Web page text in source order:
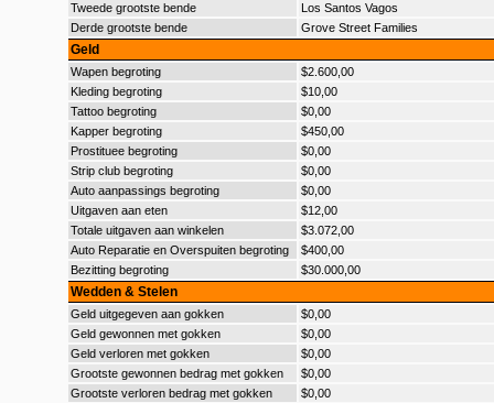
Tweede grootste bende
Los Santos Vagos
Derde grootste bende
Grove Street Families
Geld
Wapen begroting
$2.600,00
Kleding begroting
$10,00
Tattoo begroting
$0,00
Kapper begroting
$450,00
Prostituee begroting
$0,00
Strip club begroting
$0,00
Auto aanpassings begroting
$0,00
Uitgaven aan eten
$12,00
Totale uitgaven aan winkelen
$3.072,00
Auto Reparatie en Overspuiten begroting
$400,00
Bezitting begroting
$30.000,00
Wedden & Stelen
Geld uitgegeven aan gokken
$0,00
Geld gewonnen met gokken
$0,00
Geld verloren met gokken
$0,00
Grootste gewonnen bedrag met gokken
$0,00
Grootste verloren bedrag met gokken
$0,00